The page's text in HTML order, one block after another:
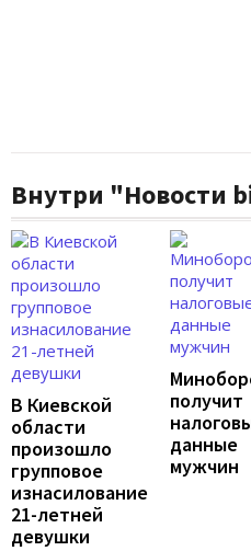
Внутри "Новости
В Киевской
области
произошло
групповое
изнасилование
21-летней
девушки
получит
данные
мужчин